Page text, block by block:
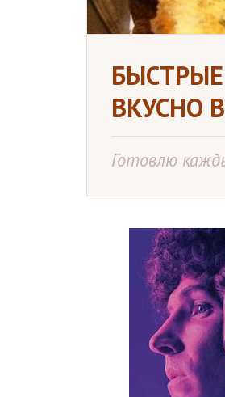
ВКУСНО
Готовлю